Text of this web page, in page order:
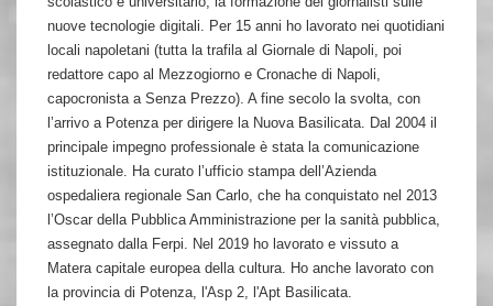
nuove tecnologie digitali. Per 15 anni ho lavorato nei quotidiani
locali napoletani (tutta la trafila al Giornale di Napoli, poi
redattore capo al Mezzogiorno e Cronache di Napoli,
capocronista a Senza Prezzo). A fine secolo la svolta, con
l’arrivo a Potenza per dirigere la Nuova Basilicata. Dal 2004 il
principale impegno professionale è stata la comunicazione
istituzionale. Ha curato l’ufficio stampa dell’Azienda
ospedaliera regionale San Carlo, che ha conquistato nel 2013
l’Oscar della Pubblica Amministrazione per la sanità pubblica,
assegnato dalla Ferpi. Nel 2019 ho lavorato e vissuto a
Matera capitale europea della cultura. Ho anche lavorato con
la provincia di Potenza, l'Asp 2, l'Apt Basilicata.